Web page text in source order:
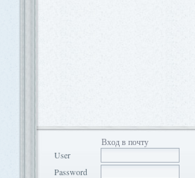
Вход в почту
User
Password